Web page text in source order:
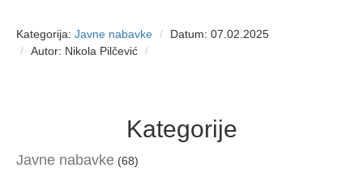
Kategorija: Javne nabavke
Datum: 07.02.2025
Autor: Nikola Pilčević
Kategorije
Javne nabavke (68)